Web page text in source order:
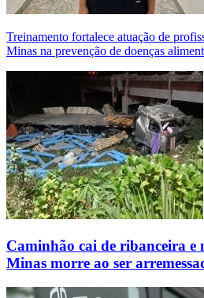
Treinamento fortalece atuação de
Minas na prevenção de doenças
Caminhão cai de ribanceira e
Minas morre ao ser